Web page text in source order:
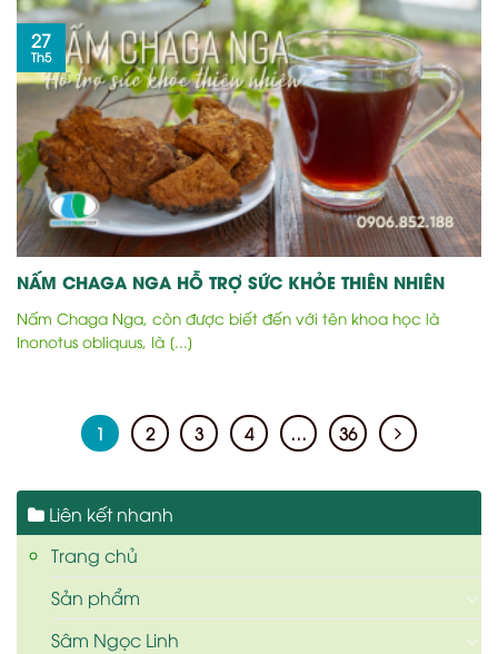
NẤM CHAGA NGA HỖ TRỢ SỨC KHỎE THIÊN NHIÊN
Nấm Chaga Nga, còn được biết đến với tên khoa học là
Inonotus obliquus, là [...]
27
Th5
1 2 3 4 … 36
Liên kết nhanh
Trang chủ
Sản phẩm
Sâm Ngọc Linh